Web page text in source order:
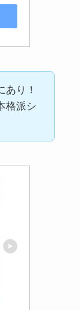
あり！
格派シ